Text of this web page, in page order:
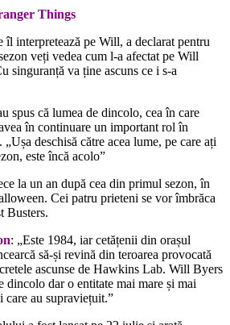
Things
îl interpretează pe Will, a declarat pentru
veți vedea cum l-a afectat pe Will
singuranță va ține ascuns ce i s-a
spus că lumea de dincolo, cea în care
în continuare un important rol în
„Ușa deschisă către acea lume, pe care ați
este încă acolo”
la un an după cea din primul sezon, în
Cei patru prieteni se vor îmbrăca
Busters.
: „Este 1984, iar cetățenii din orașul
să-și revină din teroarea provocată
ascunse de Hawkins Lab. Will Byers
dincolo dar o entitate mai mare și mai
care au supraviețuit.”